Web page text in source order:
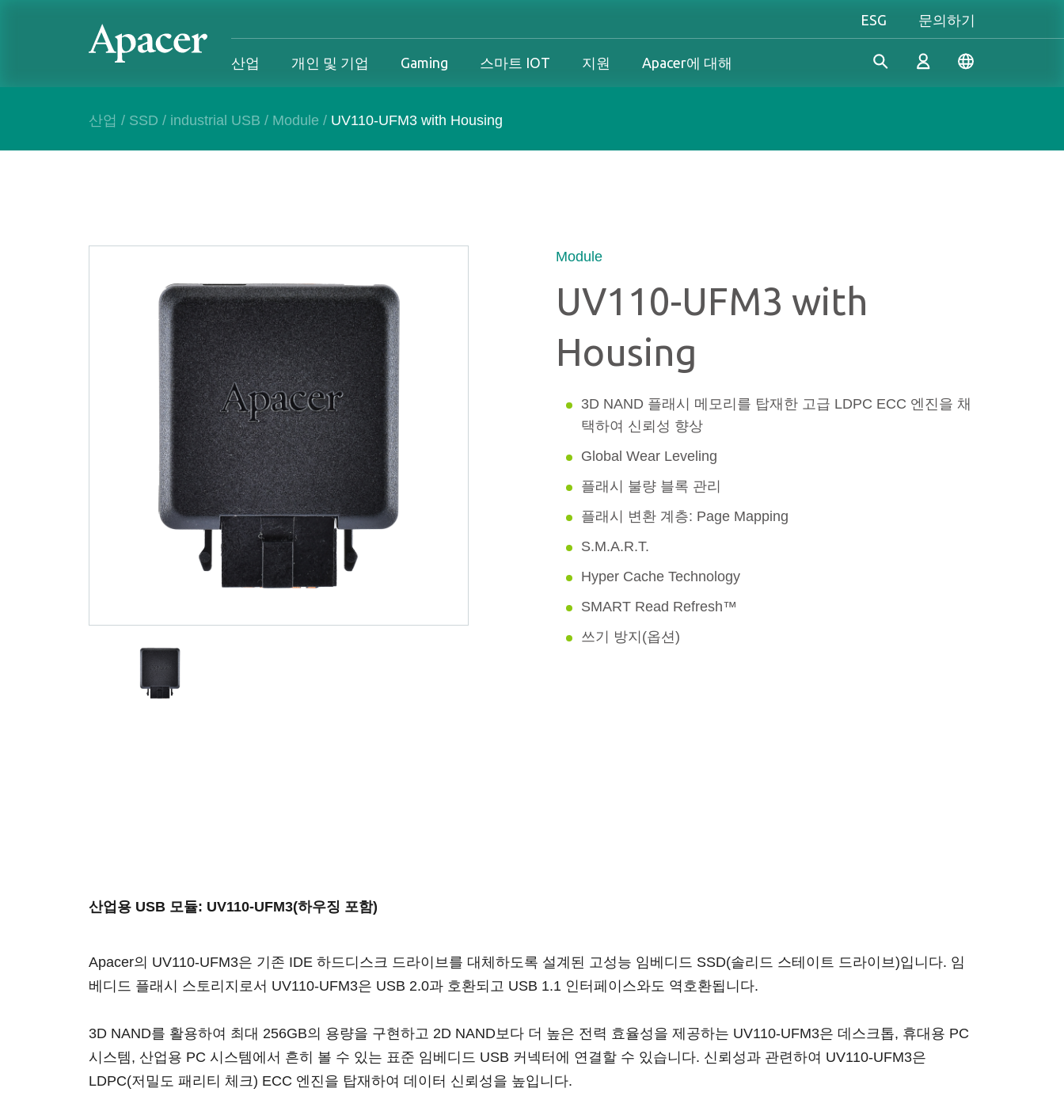
ESG 문의하기
산업
산업
DRAM
애플리케이션
성공 사례
기술
Blog
산업 개요
개발하고 있습니다.
개인 및 기업
개인 및 기업
비즈니스 제품
Blog
개인 및 기업 개요
하여 소비자가 일상 생활에서
디지털 데이터를 쉽게 기록, 저
Gaming
Gaming Gaming 개요
스마트 IOT 지원
지원
Gaming
고객 서비스
PCN & EOL 정책
Apacer에 대해
산업 / SSD / industrial USB / Module / UV110-UFM3 with Housing
Module
UV110-UFM3 with
Housing
3D NAND 플래시 메모리를 탑재한 고급 LDPC ECC 엔진을 채
택하여 신뢰성 향상
Global Wear Leveling
플래시 불량 블록 관리
플래시 변환 계층: Page Mapping
S.M.A.R.T.
Hyper Cache Technology
SMART Read Refresh™
쓰기 방지(옵션)
산업용 USB 모듈: UV110-UFM3(하우징 포함)
Apacer의 UV110-UFM3은 기존 IDE 하드디스크 드라이브를 대체하도록 설계된 고성능 임베디드 SSD(솔리드 스테이트 드라이브)입니다. 임
베디드 플래시 스토리지로서 UV110-UFM3은 USB 2.0과 호환되고 USB 1.1 인터페이스와도 역호환됩니다.
3D NAND를 활용하여 최대 256GB의 용량을 구현하고 2D NAND보다 더 높은 전력 효율성을 제공하는 UV110-UFM3은 데스크톱, 휴대용 PC
시스템, 산업용 PC 시스템에서 흔히 볼 수 있는 표준 임베디드 USB 커넥터에 연결할 수 있습니다. 신뢰성과 관련하여 UV110-UFM3은
LDPC(저밀도 패리티 체크) ECC 엔진을 탑재하여 데이터 신뢰성을 높입니다.